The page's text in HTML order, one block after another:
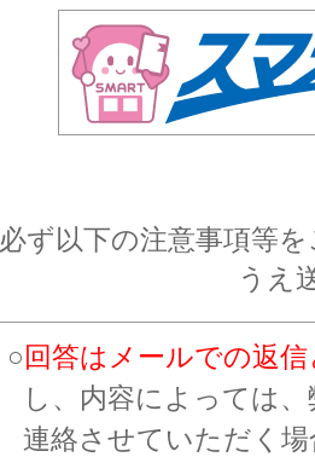
必ず以下の注意事項等
うえ
回答はメールでの返
し、内容によっては
連絡させていただく